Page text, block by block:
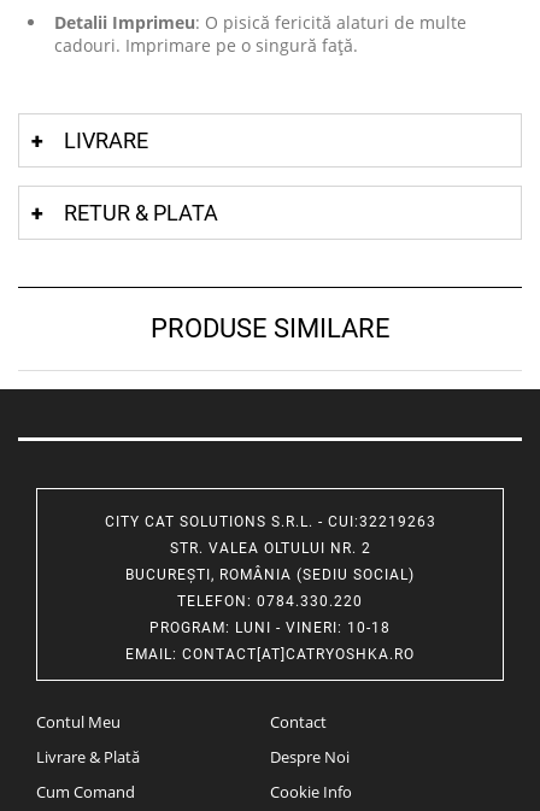
Detalii Imprimeu: O pisică fericită alaturi de multe
cadouri. Imprimare pe o singură față.
LIVRARE
RETUR & PLATA
PRODUSE SIMILARE
CITY CAT SOLUTIONS S.R.L. - CUI:32219263
STR. VALEA OLTULUI NR. 2
BUCUREȘTI, ROMÂNIA (SEDIU SOCIAL)
TELEFON : 0784.330.220
PROGRAM: LUNI - VINERI: 10-18
EMAIL: CONTACT[AT]CATRYOSHKA.RO
Contul Meu
Livrare & Plată
Cum Comand
Contact
Despre Noi
Cookie Info